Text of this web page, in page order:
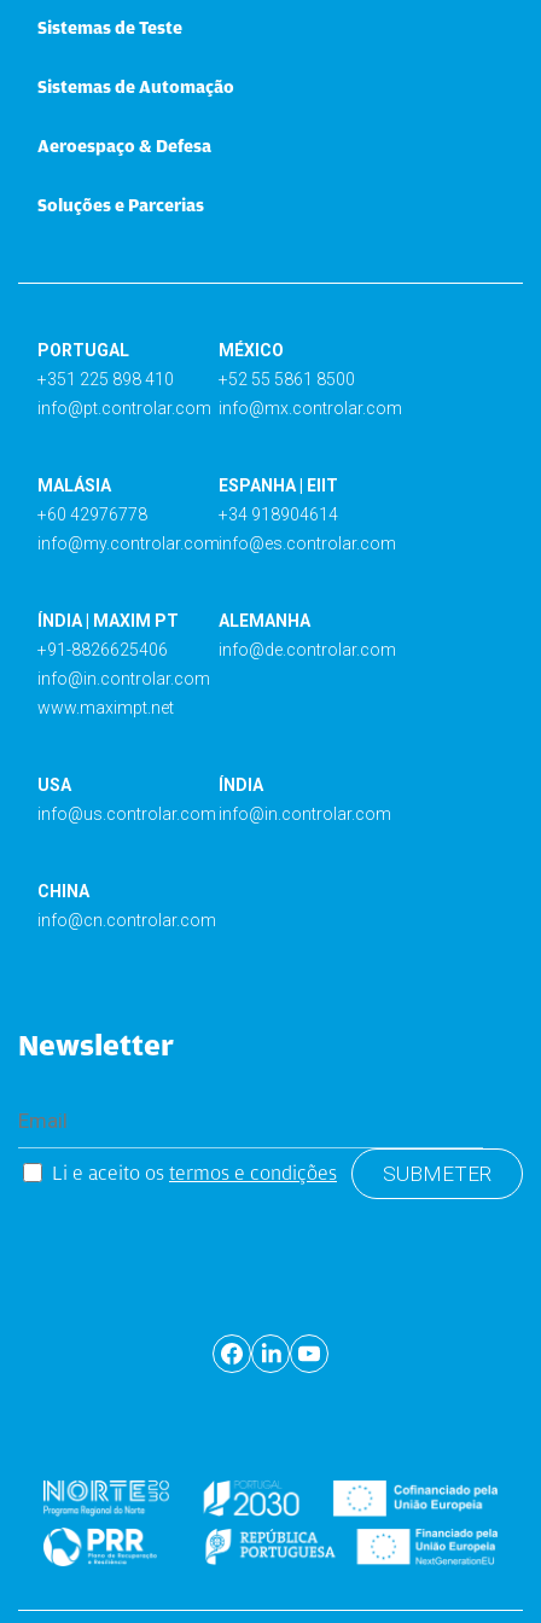
Sistemas de Teste
Sistemas de Automação
Aeroespaço & Defesa
Soluções e Parcerias
PORTUGAL
+351 225 898 410
info@pt.controlar.com
MÉXICO
+52 55 5861 8500
info@mx.controlar.com
MALÁSIA
+60 42976778
info@my.controlar.com
ESPANHA | EIIT
+34 918904614
info@es.controlar.com
ÍNDIA | MAXIM PT
+91-8826625406
info@in.controlar.com
www.maximpt.net
ALEMANHA
info@de.controlar.com
USA
info@us.controlar.com
ÍNDIA
info@in.controlar.com
CHINA
info@cn.controlar.com
Newsletter
Li e aceito os termos e condições